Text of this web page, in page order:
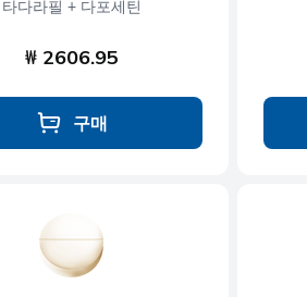
타다라필 + 다포세틴
₩ 2606.95
구매